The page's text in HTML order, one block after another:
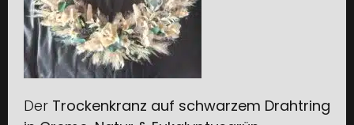
Der Trockenkranz auf schwarzem Drahtring